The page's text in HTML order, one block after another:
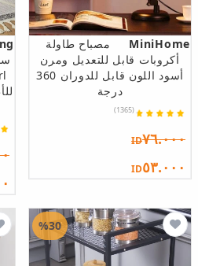
MiniHome
مصباح طاولة
أكروبات قابل للتعديل ومرن
أسود اللون قابل للدوران 360
درجة
(1365)
ID٧٦.٠٠٠
ID٥٣.٠٠٠
%30